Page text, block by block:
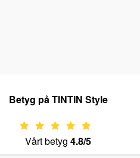
Betyg på TINTIN Style
Vårt betyg 4.8/5